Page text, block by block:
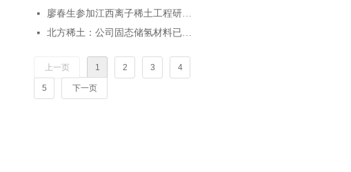
넷 廖春生参加江西离子稀土工程研究有限公司技术交流研讨会
넷 北方稀土：公司固态储氢材料已实现小批量生产与销售
上一页 1 2 3 4
5 下一页